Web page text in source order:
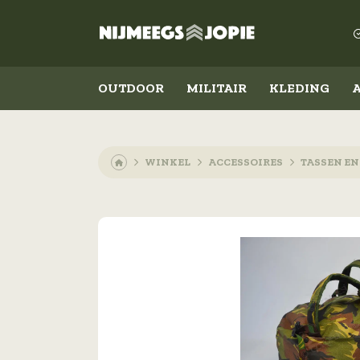
OUTDOOR MILITAIR KLEDING
Outdoor Militair
Schoenen
Militaire rangen
WINKEL ACCESSOIRES TASSEN